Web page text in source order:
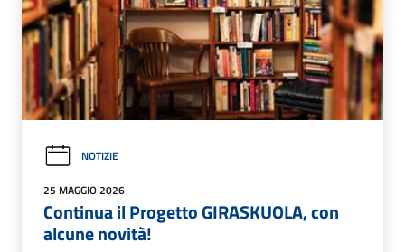
NOTIZIE
25 MAGGIO 2026
Continua il Progetto GIRASKUOLA, con
alcune novità!